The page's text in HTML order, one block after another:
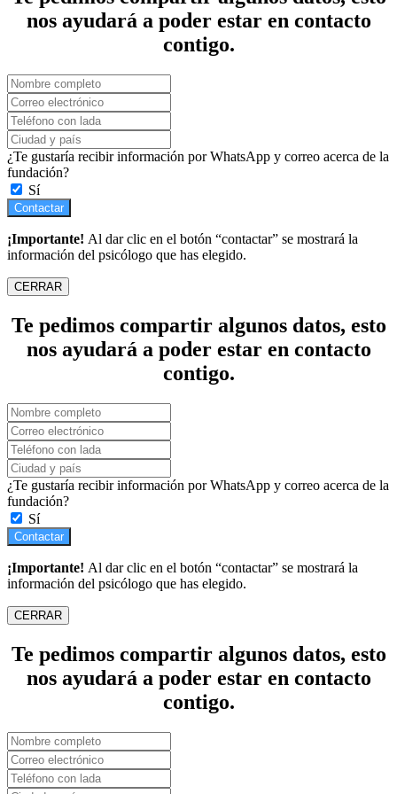
nos ayudará a poder estar en contacto
contigo.
¿Te gustaría recibir información por WhatsApp y correo acerca de la
fundación?
Sí
Contactar
¡Importante! Al dar clic en el botón “contactar” se mostrará la
información del psicólogo que has elegido.
CERRAR
Te pedimos compartir algunos datos, esto
nos ayudará a poder estar en contacto
contigo.
¿Te gustaría recibir información por WhatsApp y correo acerca de la
fundación?
Sí
Contactar
¡Importante! Al dar clic en el botón “contactar” se mostrará la
información del psicólogo que has elegido.
CERRAR
Te pedimos compartir algunos datos, esto
nos ayudará a poder estar en contacto
contigo.